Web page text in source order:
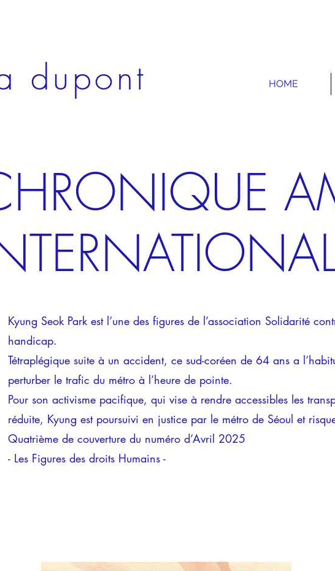
dupont HOME
Kyung Seok Park est l’une des figures de l’association Solidarité
handicap.
Tétraplégique suite à un accident, ce sud-coréen de 64 ans a
perturber le trafic du métro à l’heure de pointe.
Pour son activisme pacifique, qui vise à rendre accessibles les
réduite, Kyung est poursuivi en justice par le métro de Séoul et
Quatrième de couverture du numéro d’Avril 2025
- Les Figures des droits Humains -